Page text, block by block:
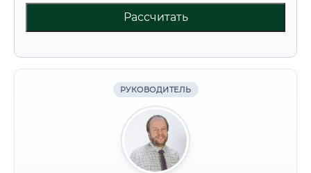
Рассчитать
РУКОВОДИТЕЛЬ